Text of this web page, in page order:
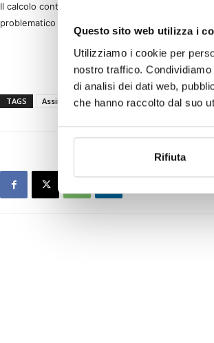
Questo sito web utilizza i
Utilizziamo i cookie per
nostro traffico.
di analisi dei dati web,
che hanno raccolto dal suo
Rifiuta
Il calcolo contributivo dovrebbe rappresentare la
problematico futuro
TAGS Assinews rivista assinews265